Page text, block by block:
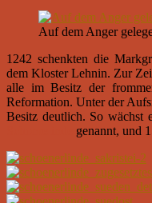
Auf dem Anger
1242 schenkten die
dem Kloster Lehnin. Zur
alle im Besitz der
Reformation. Unter der
Besitz deutlich. So wächst
genannt, und